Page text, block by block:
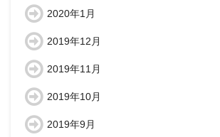
2020年1月
2019年12月
2019年11月
2019年10月
2019年9月